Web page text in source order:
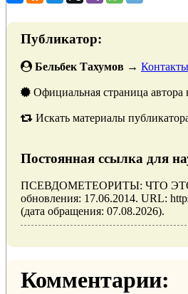
Публикатор:
Бельбек Тахумов →
Официальная страница автора
Искать материалы
Постоянная ссылка для
ПСЕВДОМЕТЕОРИТЫ: ЧТО ЭТО
обновления: 17.06.2014. URL:
(дата обращения: 07.08.2026).
Комментарии: